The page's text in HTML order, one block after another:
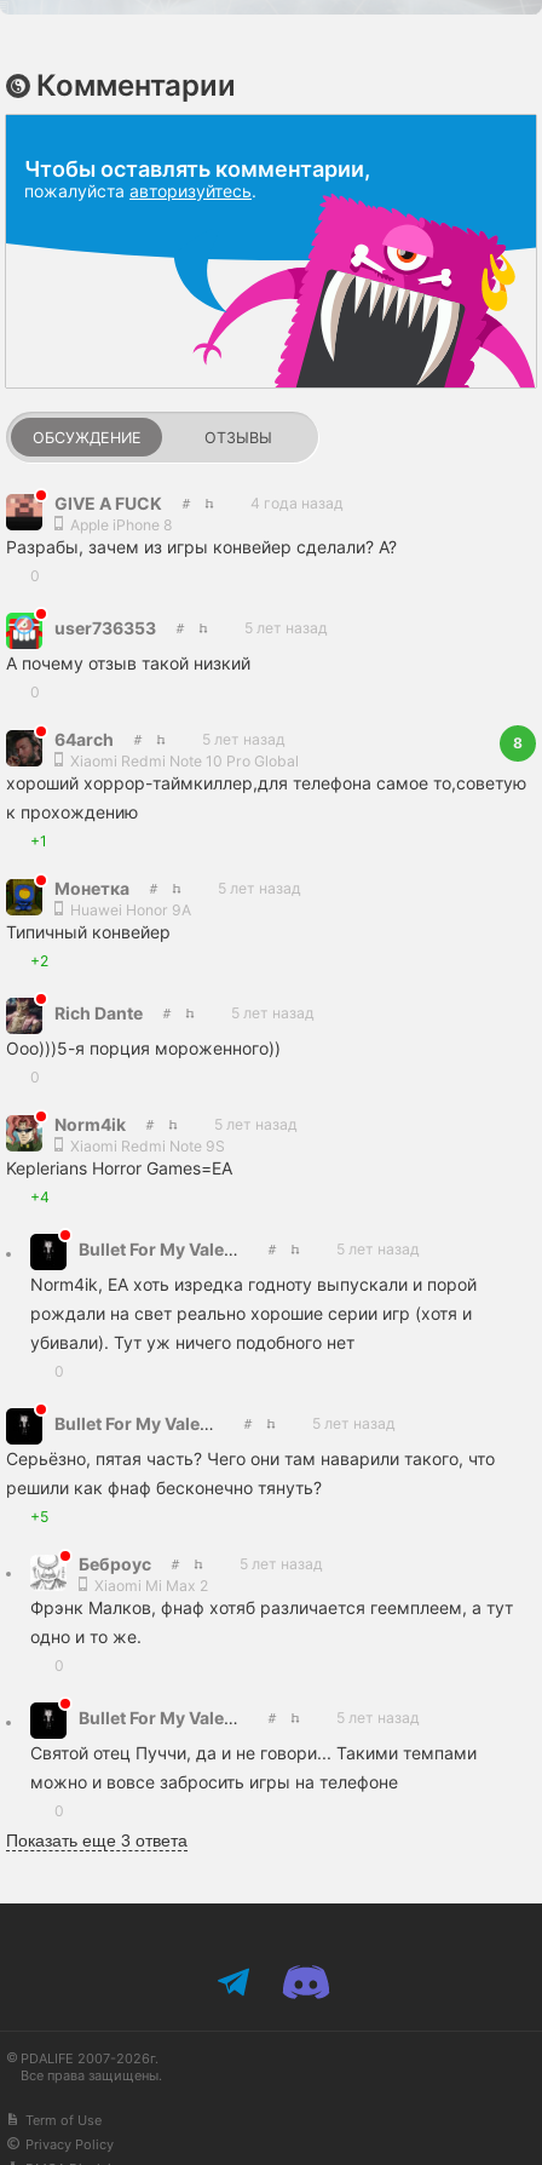
Комментарии
Чтобы оставлять комментарии,
пожалуйста авторизуйтесь.
ОБСУЖДЕНИЕ ОТЗЫВЫ
GIVE A FUCK
4 года назад
Apple iPhone 8
Разрабы, зачем из игры конвейер сделали? А?
0
user736353 5 лет назад
А почему отзыв такой низкий
0
64arch
5 лет назад
Xiaomi Redmi Note 10 Pro Global
8
хороший хоррор-таймкиллер,для телефона самое то,советую
к прохождению
+1
Монетка
5 лет назад
Huawei Honor 9A
Типичный конвейер
+2
Rich Dante 5 лет назад
Ооо)))5-я порция мороженного))
0
Norm4ik
5 лет назад
Xiaomi Redmi Note 9S
Keplerians Horror Games=EA
+4
Bullet For My Valentine 5 лет назад
Norm4ik, ЕА хоть изредка годноту выпускали и порой
рождали на свет реально хорошие серии игр (хотя и
убивали). Тут уж ничего подобного нет
0
Bullet For My Valentine 5 лет назад
Серьёзно, пятая часть? Чего они там наварили такого, что
решили как фнаф бесконечно тянуть?
+5
Беброус
5 лет назад
Xiaomi Mi Max 2
Фрэнк Малков, фнаф хотяб различается геемплеем, а тут
одно и то же.
0
Bullet For My Valentine 5 лет назад
Святой отец Пуччи, да и не говори... Такими темпами
можно и вовсе забросить игры на телефоне
0
Показать еще 3 ответа
PDALIFE 2007-2026г.
Все права защищены.
Term of Use
Privacy Policy